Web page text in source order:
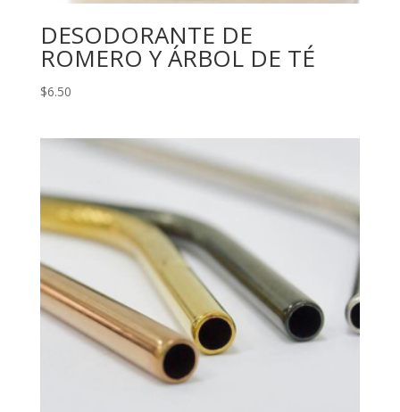
DESODORANTE DE
ROMERO Y ÁRBOL DE TÉ
$6.50